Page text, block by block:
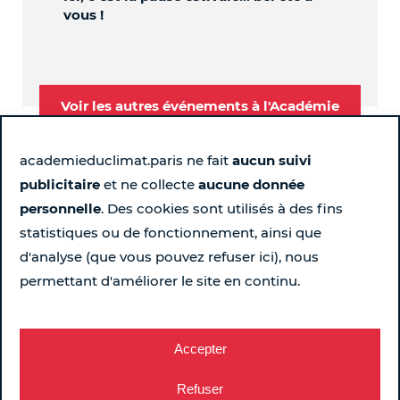
academieduclimat.paris ne fait aucun suivi
publicitaire et ne collecte aucune donnée
personnelle. Des cookies sont utilisés à des fins
statistiques ou de fonctionnement, ainsi que
d'analyse (que vous pouvez refuser ici), nous
permettant d'améliorer le site en continu.
Accepter
Refuser
vous !
Voir les autres événements à l'Académie
Suivez-nous
Page Instagram de l'Académie du Climat - Nouvelle
Page LinkedIn de l'Académie du Climat - Nouvelle
Page Facebook de l'Académie du Climat -
Chaîne YouTube de l'Académie du
Pour ne rien rater chaque semaine...